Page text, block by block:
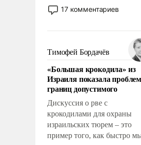
Мир, где политические
прожекты будут безусловно
налогоплательщиков и где
Еревану за свои поступки
нужно отвечать.
17 комментариев
Тимофей Бордачёв
«Большая крокодила» из
Израиля показала
границ допустимого
Дискуссия о рве с
крокодилами для охраны
израильских тюрем – это
пример того, как быстро